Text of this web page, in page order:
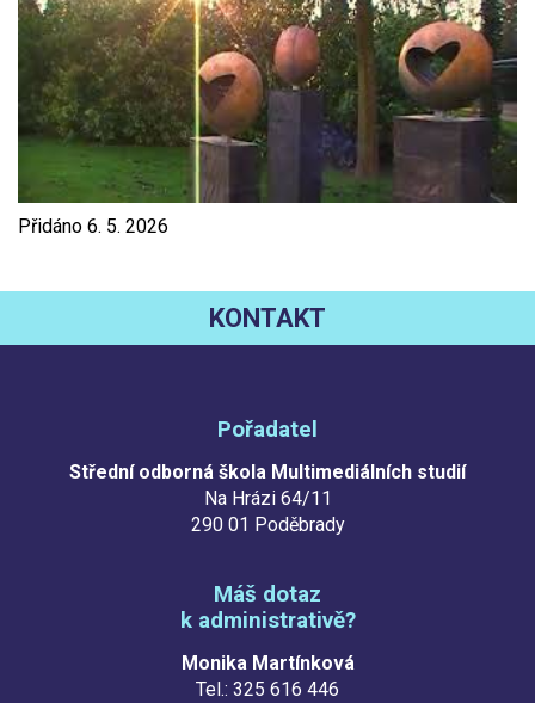
Přidáno 6. 5. 2026
KONTAKT
Pořadatel
Střední odborná škola Multimediálních studií
Na Hrázi 64/11
290 01 Poděbrady
Máš dotaz
k administrativě?
Monika Martínková
Tel.: 325 616 446